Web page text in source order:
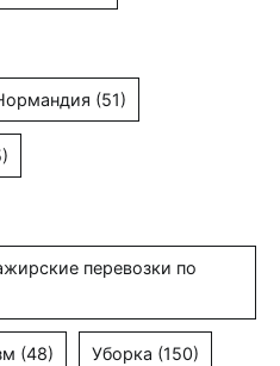
(51)
перевозки по
(48) Уборка (150)